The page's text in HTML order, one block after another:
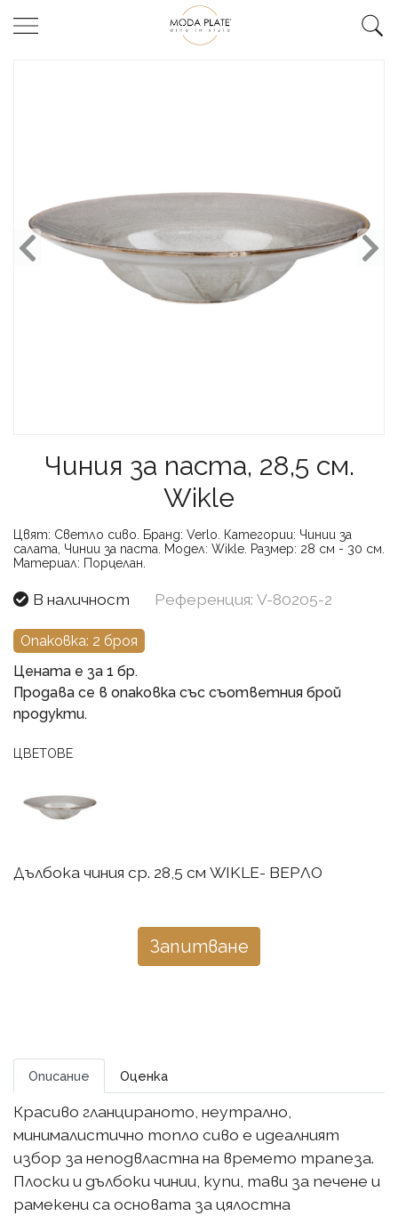
Чиния за паста, 28,5 см.
Wikle
Цвят: Светло сиво. Бранд: Verlo. Категории: Чинии за
салата, Чинии за паста. Модел: Wikle. Размер: 28 см - 30 см.
Материал: Порцелан.
В наличност Референция: V-80205-2
Опаковка: 2 броя
Цената е за 1 бр.
Продава се в опаковка със съответния брой
продукти.
ЦВЕТОВЕ
Дълбока чиния ср. 28,5 см WIKLE- ВЕРЛО
Запитване
Описание Оценка
Красиво гланцираното, неутрално,
минималистично топло сиво е идеалният
избор за неподвластна на времето трапеза.
Плоски и дълбоки чинии, купи, тави за печене и
рамекени са основата за цялостна